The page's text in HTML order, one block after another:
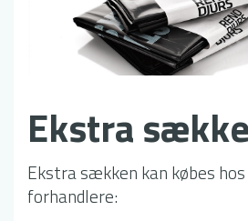
Ekstra sække
Ekstra sækken kan købes
forhandlere: